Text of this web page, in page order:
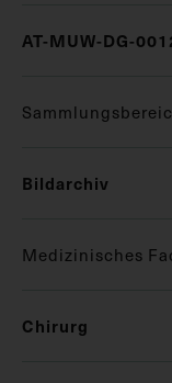
AT-MUW-DG-
Bildarchiv
Medizinisches
Chirurg